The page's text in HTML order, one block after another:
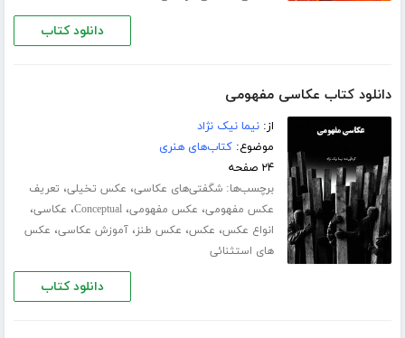
دانلود کتاب
دانلود کتاب عکاسی مفهومی
از:نیما نیک نژاد
موضوع:کتاب‌های هنری
۲۴ صفحه
برچسب‌ها:شگفتی‌های عکاسی، عکس تخیلی، تعریف
عکس مفهومی، عکس مفهومی،Conceptual، عکاسی،
انواع عکس، عکس، عکس طنز،آموزش عکاسی، عکس
های استثنائی
دانلود کتاب